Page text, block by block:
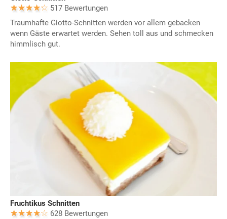
517 Bewertungen
Traumhafte Giotto-Schnitten werden vor allem gebacken
wenn Gäste erwartet werden. Sehen toll aus und schmecken
himmlisch gut.
Fruchtikus Schnitten
628 Bewertungen